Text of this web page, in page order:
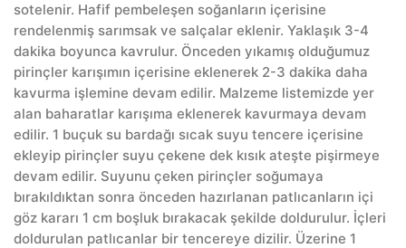
sotelenir. Hafif pembeleşen soğanların içerisine
rendelenmiş sarımsak ve salçalar eklenir. Yaklaşık 3-4
dakika boyunca kavrulur. Önceden yıkamış olduğumuz
pirinçler karışımın içerisine eklenerek 2-3 dakika daha
kavurma işlemine devam edilir. Malzeme listemizde yer
alan baharatlar karışıma eklenerek kavurmaya devam
edilir. 1 buçuk su bardağı sıcak suyu tencere içerisine
ekleyip pirinçler suyu çekene dek kısık ateşte pişirmeye
devam edilir. Suyunu çeken pirinçler soğumaya
bırakıldıktan sonra önceden hazırlanan patlıcanların içi
göz kararı 1 cm boşluk bırakacak şekilde doldurulur. İçleri
doldurulan patlıcanlar bir tencereye dizilir. Üzerine 1